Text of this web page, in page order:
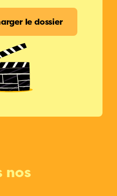
le dossier
nos